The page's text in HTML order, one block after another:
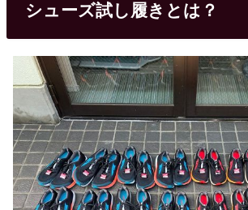
シューズ試し履きとは？